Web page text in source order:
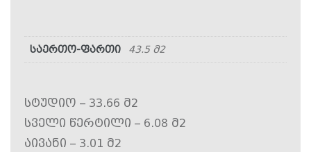
საერთო-ფართი 43.5 მ2
სტუდიო – 33.66 მ2
სველი წერტილი – 6.08 მ2
აივანი – 3.01 მ2